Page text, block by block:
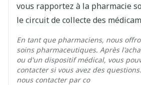
Préservation
Température
vous rapportez à la pharmacie
le circuit de collecte des
En tant que pharmaciens, nous
soins pharmaceutiques. Après
ou d'un dispositif médical, vous
contacter si vous avez des
nous contacter par co